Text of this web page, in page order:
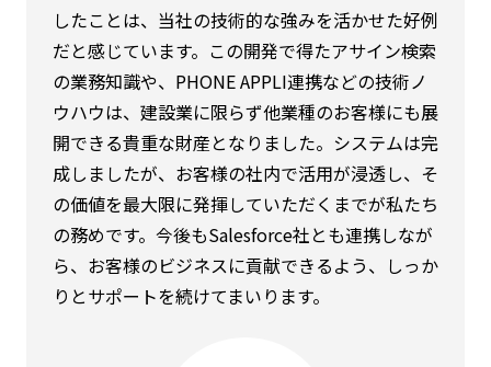
したことは、当社の技術的な強みを活かせた好例
だと感じています。この開発で得たアサイン検索
の業務知識や、PHONE APPLI連携などの技術ノ
ウハウは、建設業に限らず他業種のお客様にも展
開できる貴重な財産となりました。システムは完
成しましたが、お客様の社内で活用が浸透し、そ
の価値を最大限に発揮していただくまでが私たち
の務めです。今後もSalesforce社とも連携しなが
ら、お客様のビジネスに貢献できるよう、しっか
りとサポートを続けてまいります。